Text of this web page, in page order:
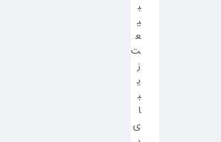
ب
ی
ع
ت
ز
ی
ب
ا
ی